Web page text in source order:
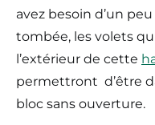
avez besoin d’un
tombée, les volets
l’extérieur de cette
permettront d’être
bloc sans ouverture.